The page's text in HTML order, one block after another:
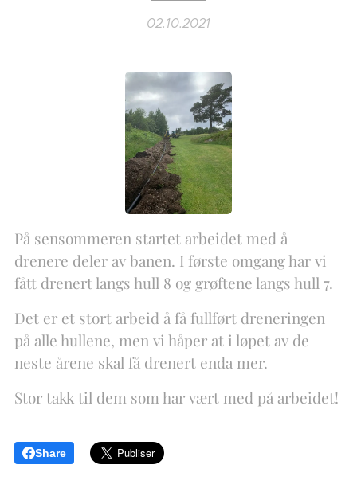
02.10.2021
På sensommeren startet arbeidet med å
drenere deler av banen. I første omgang har vi
fått drenert langs hull 8 og grøftene langs hull 7.
Det er et stort arbeid å få fullført dreneringen
på alle hullene, men vi håper at i løpet av de
neste årene skal få drenert enda mer.
Stor takk til dem som har vært med på arbeidet!
Share